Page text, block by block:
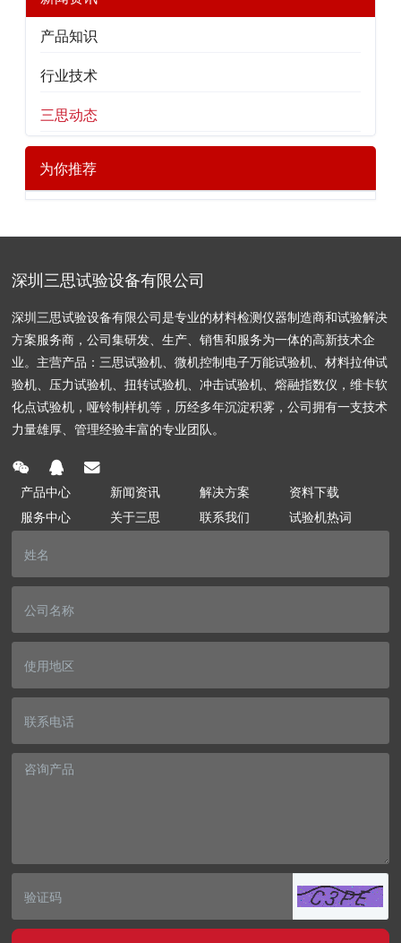
产品知识
行业技术
三思动态
为你推荐
深圳三思试验设备有限公司
深圳三思试验设备有限公司是专业的材料检测仪器制造商和试验解决
方案服务商，公司集研发、生产、销售和服务为一体的高新技术企
业。主营产品：三思试验机、微机控制电子万能试验机、材料拉伸试
验机、压力试验机、扭转试验机、冲击试验机、熔融指数仪，维卡软
化点试验机，哑铃制样机等，历经多年沉淀积雾，公司拥有一支技术
力量雄厚、管理经验丰富的专业团队。
产品中心 新闻资讯 解决方案
资料下载
服务中心
关于三思 联系我们 试验机热词